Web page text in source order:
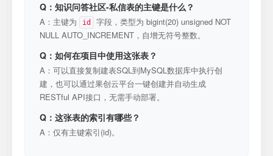
Q：知识问答社区-私信表的主键是什么？
A：主键为 id
字段，类型为 bigint(20) unsigned NOT
NULL AUTO_INCREMENT，自增无符号整数。
Q：如何在项目中使用这张表？
A：可以直接复制建表SQL到MySQL数据库中执行创
建，也可以通过果创云平台一键创建并自动生成
RESTful API接口，无需手动部署。
Q：这张表的索引有哪些？
A：仅有主键索引(id)。